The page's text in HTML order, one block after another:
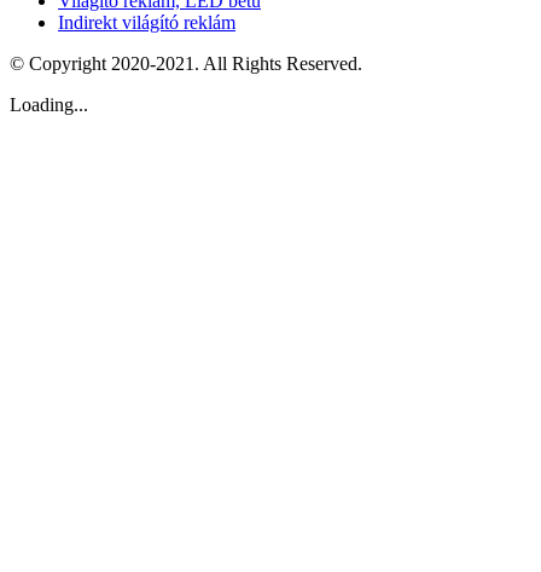
Indirekt világító reklám
© Copyright 2020-2021. All Rights Reserved.
Loading...